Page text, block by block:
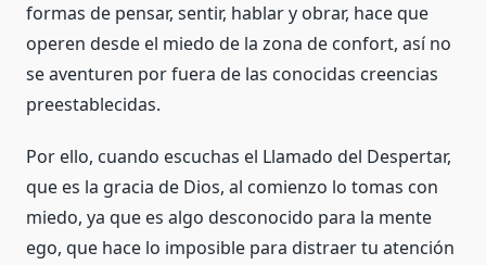
formas de pensar, sentir, hablar y obrar, hace que
operen desde el miedo de la zona de confort, así no
se aventuren por fuera de las conocidas creencias
preestablecidas.
Por ello, cuando escuchas el Llamado del Despertar,
que es la gracia de Dios, al comienzo lo tomas con
miedo, ya que es algo desconocido para la mente
ego, que hace lo imposible para distraer tu atención